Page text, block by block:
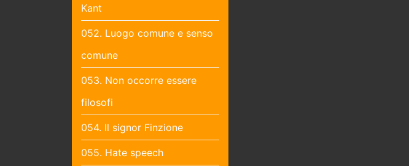
Kant
052. Luogo comune e senso
comune
053. Non occorre essere
filosofi
054. Il signor Finzione
055. Hate speech